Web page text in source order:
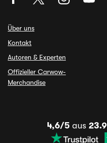
Über uns
Kontakt
Autoren & Experten
Offizieller Carwow-
Merchandise
4,6/5 aus